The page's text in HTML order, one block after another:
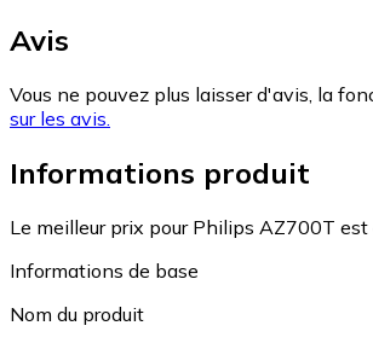
Avis
Vous ne pouvez plus laisser d'avis, la
sur les avis.
Informations produit
Le meilleur prix pour Philips AZ700T
Informations de base
Nom du produit